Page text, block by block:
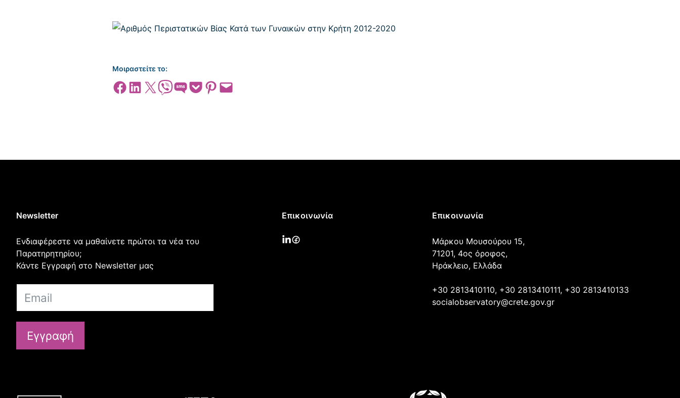
Μοιραστείτε το:
Share on Facebook
Share on LinkedIn
Share on X Share on ViberShare on SMSShare on Pocket
Share on Pinterest
Email this Page
Newsletter
Ενδιαφέρεστε να μαθαίνετε πρώτοι τα νέα του
Παρατηρητηρίου;
Κάντε Εγγραφή στο Newsletter μας
Εγγραφή
Επικοινωνία Επικοινωνία
Μάρκου Μουσούρου 15,
71201, 4ος όροφος,
Ηράκλειο, Ελλάδα
+30 2813410110, +30 2813410111, +30 2813410133
socialobservatory@crete.gov.gr